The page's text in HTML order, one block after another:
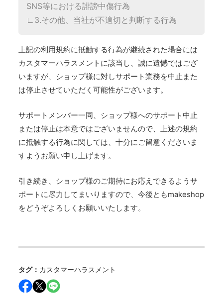
SNS等における誹謗中傷行為
∟3.その他、当社が不適切と判断する行為
上記の利用規約に抵触する行為が継続された場合には
カスタマーハラスメントに該当し、誠に遺憾ではござ
いますが、ショップ様に対しサポート業務を中止また
は停止させていただく可能性がございます。
サポートメンバー一同、ショップ様へのサポート中止
または停止は本意ではございませんので、上述の規約
に抵触する行為に関しては、十分にご留意くださいま
すようお願い申し上げます。
引き続き、ショップ様のご期待にお応えできるようサ
ポートに尽力してまいりますので、今後ともmakeshop
をどうぞよろしくお願いいたします。
タグ： カスタマーハラスメント